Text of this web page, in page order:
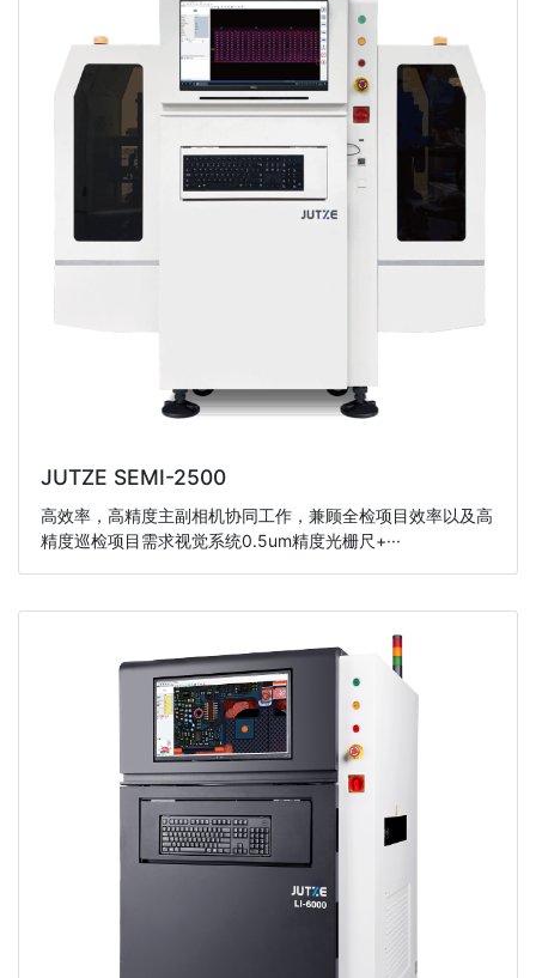
JUTZE SEMI-2500
高效率，高精度主副相机协同工作，兼顾全检项目效率以及高
精度巡检项目需求视觉系统0.5um精度光栅尺+···